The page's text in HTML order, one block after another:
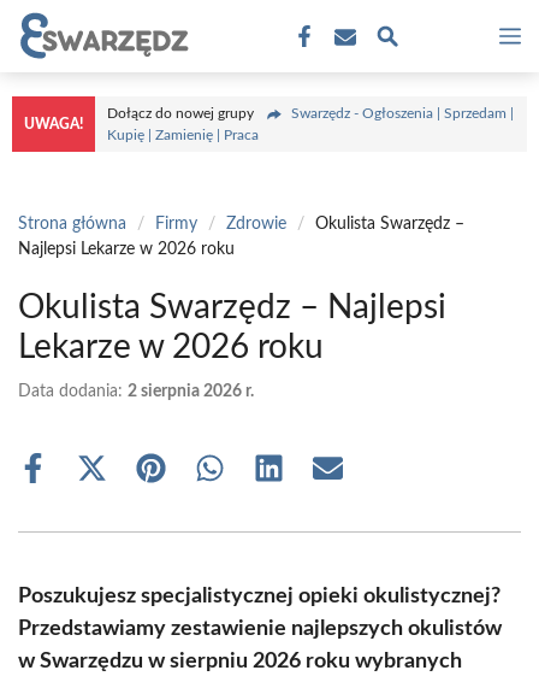
Przejdź
treści
UWAGA!
Dołącz do nowej grupy
Swarzędz - Ogłoszenia | Sprzedam |
Kupię | Zamienię | Praca
Strona główna / Firmy / Zdrowie /
Okulista Swarzędz –
Najlepsi Lekarze w 2026 roku
Okulista Swarzędz – Najlepsi
Lekarze w 2026 roku
Data dodania: 2 sierpnia 2026 r.
Share
Share
(Twitter)
Share Share Share Share
Poszukujesz specjalistycznej opieki okulistycznej?
Przedstawiamy zestawienie najlepszych okulistów
w Swarzędzu w sierpniu 2026 roku wybranych